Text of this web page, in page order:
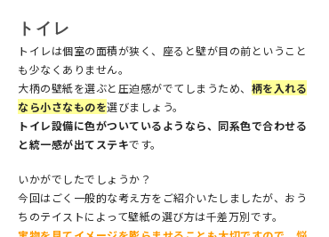
トイレ
トイレは個室の面積が狭く、座ると壁が目の前ということ
も少なくありません。
大柄の壁紙を選ぶと圧迫感がでてしまうため、 柄を入れる
なら小さなものを選びましょう。
トイレ設備に色がついているようなら、同系色で合わせる
と統一感が出てステキです。
いかがでしたでしょうか？
今回はごく一般的な考え方をご紹介いたしましたが、おう
ちのテイストによって壁紙の選び方は千差万別です。